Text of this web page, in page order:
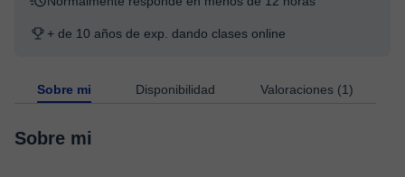
+ de 10 años de exp. dando clases online
Sobre mi Disponibilidad Valoraciones (1)
Sobre mi